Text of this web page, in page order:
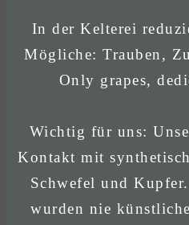
In der Kelterei
Mögliche: Trauben,
Only grapes,
Wichtig für uns:
Kontakt mit
Schwefel und
wurden nie